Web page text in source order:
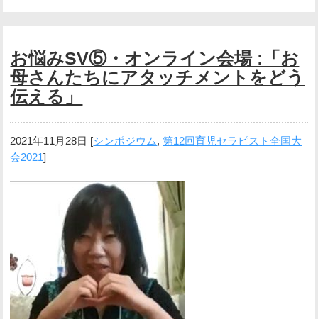
お悩みSV⑤・オンライン会場 :「お
母さんたちにアタッチメントをどう
伝える」
2021年11月28日 [シンポジウム,第12回育児セラピスト全国大
会2021]